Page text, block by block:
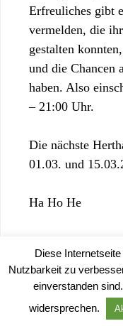
Erfreuliches gibt
vermelden, die
gestalten
und die Chancen
haben. Also
– 21:00 Uhr.
Die nächste
01.03. und
Ha Ho He
©2026 |
Diese
Nutzbarkeit zu
einverstanden
widersprechen.